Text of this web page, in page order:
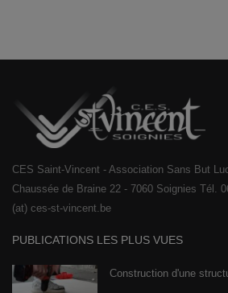
CES Saint-Vincent - Association Sans But
Chaussée de Braine 22 - 7060 Soignies Tél.
(at) ces-st-vincent.be
PUBLICATIONS LES PLUS VUES
Construction d'une